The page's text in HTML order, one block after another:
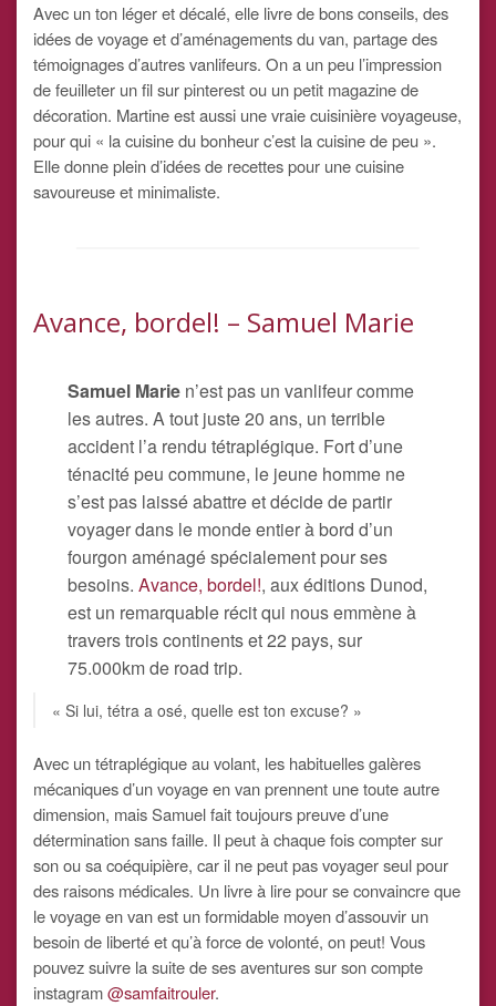
Avec un ton léger et décalé, elle livre de bons conseils, des
idées de voyage et d’aménagements du van, partage des
témoignages d’autres vanlifeurs. On a un peu l’impression
de feuilleter un fil sur pinterest ou un petit magazine de
décoration. Martine est aussi une vraie cuisinière voyageuse,
pour qui « la cuisine du bonheur c’est la cuisine de peu ».
Elle donne plein d’idées de recettes pour une cuisine
savoureuse et minimaliste.
Avance, bordel! – Samuel Marie
Samuel Marie n’est pas un vanlifeur comme
les autres. A tout juste 20 ans, un terrible
accident l’a rendu tétraplégique. Fort d’une
ténacité peu commune, le jeune homme ne
s’est pas laissé abattre et décide de partir
voyager dans le monde entier à bord d’un
fourgon aménagé spécialement pour ses
besoins.Avance, bordel!, aux éditions Dunod,
est un remarquable récit qui nous emmène à
travers trois continents et 22 pays, sur
75.000km de road trip.
« Si lui, tétra a osé, quelle est ton excuse? »
Avec un tétraplégique au volant, les habituelles galères
mécaniques d’un voyage en van prennent une toute autre
dimension, mais Samuel fait toujours preuve d’une
détermination sans faille. Il peut à chaque fois compter sur
son ou sa coéquipière, car il ne peut pas voyager seul pour
des raisons médicales. Un livre à lire pour se convaincre que
le voyage en van est un formidable moyen d’assouvir un
besoin de liberté et qu’à force de volonté, on peut! Vous
pouvez suivre la suite de ses aventures sur son compte
instagram@samfaitrouler.